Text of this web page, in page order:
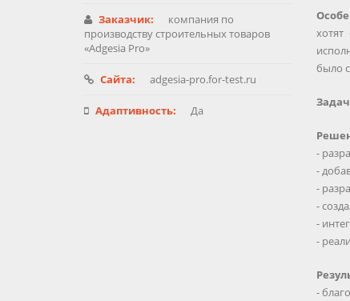
Заказчик:
компания по
производству строительных товаров
«Adgesia Pro»
Сайта: adgesia-pro.for-test.ru
Адаптивность: Да
было
-
-
-
-
-
-
-